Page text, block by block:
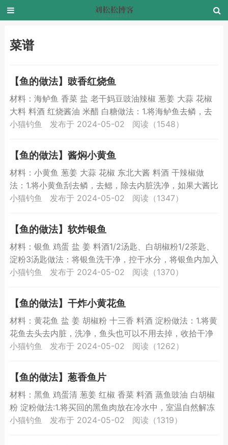
菜谱
【鱼的做法】豉香红烧鱼
材料：海鲈鱼 香菜 盐 老干妈豆豉油辣椒 葱姜 大蒜 花椒
大料 料酒 红烧酱油 米醋 白糖做法：1.将海鲈鱼去鳞，去
鳃、去内脏清洗干净，再把鱼身上的水擦净，将...
小猫钓鱼 发布于 2024-05-02 阅读（1548）
【鱼的做法】酱焖小黄鱼
材料：小黄鱼 葱姜 大蒜 花椒 东北大酱 料酒 干辣椒做
法：1.将小黄鱼刮去鳞，去鳃，除去内脏洗净，如果大酱比
较干，加少许水调稀2.锅加油烧热，下入花椒、葱姜蒜...
小猫钓鱼 发布于 2024-05-02 阅读（1347）
【鱼的做法】软炸银鱼
材料：银鱼 鸡蛋 盐 姜 料酒1/2汤匙、白胡椒粉1/2茶匙、
淀粉3汤匙做法：将银鱼洗干净，控干水分，将银鱼内加入
姜片，盐，料酒，白胡椒粉，拌匀，腌制10分钟，...
小猫钓鱼 发布于 2024-05-02 阅读（1370）
【鱼的做法】干炸小黄花鱼
材料：黄花鱼 盐 姜 胡椒粉 十三香 料酒 淀粉做法：1.将黄
花鱼去头去内脏，洗净，鱼头也可以不用去掉，收拾干净
就可以，沥净水2.将黄花鱼放在盘内，加入盐、料酒...
小猫钓鱼 发布于 2024-05-02 阅读（1262）
【鱼的做法】葱香鱼片
材料：黑鱼 鸡蛋清 葱姜 红椒 香菜 料酒 蒸鱼豉油 白胡椒
粉 淀粉做法:1.将买回的黑鱼肉放在冷水中，室温自然解冻
2.将鱼肉片成薄厚均匀的片，鱼片要片的薄厚均...
小猫钓鱼 发布于 2024-05-02 阅读（1319）